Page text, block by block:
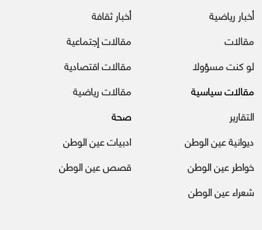
أخبار رياضية
أخبار ثقافة
مقالات
مقالات إجتماعية
لو كنت مسؤولا
مقالات اقتصادية
مقالات سياسية
مقالات رياضية
التقارير
صحة
ديوانية عين الوطن
ادبيات عين الوطن
خواطر عين الوطن
قصص عين الوطن
شعراء عين الوطن